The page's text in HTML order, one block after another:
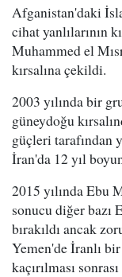
Afganistan'daki
cihat yanlılarının
Muhammed el
kırsalına çekildi.
2003 yılında bir
güneydoğu
güçleri tarafından
İran'da 12 yıl
2015 yılında Ebu
sonucu diğer
bırakıldı ancak
Yemen'de İranlı
kaçırılması